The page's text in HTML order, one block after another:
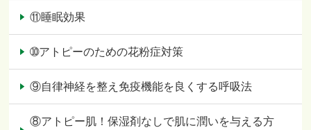
⑪睡眠効果
➉アトピーのための花粉症対策
⑨自律神経を整え免疫機能を良くする呼吸法
⑧アトピー肌！保湿剤なしで肌に潤いを与える方